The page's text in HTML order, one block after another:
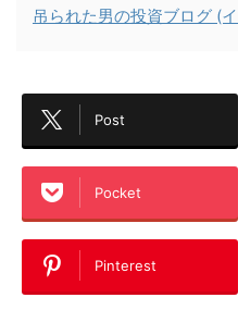
吊られた男の投資ブログ (
Post
Pocket
Pinterest